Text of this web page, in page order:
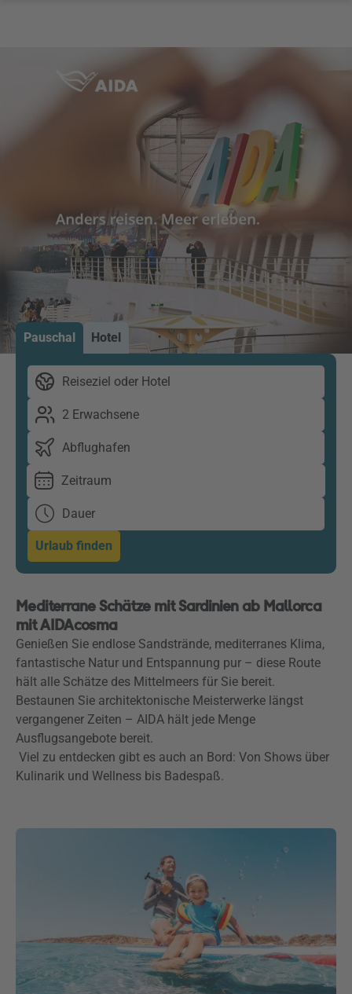
Pauschal Hotel
Reiseziel oder Hotel
2 Erwachsene
Abflughafen
Zeitraum
Dauer
Urlaub finden
Mediterrane Schätze mit Sardinien ab Mallorca
mit AIDAcosma
Genießen Sie endlose Sandstrände, mediterranes Klima,
fantastische Natur und Entspannung pur – diese Route
hält alle Schätze des Mittelmeers für Sie bereit.
Bestaunen Sie architektonische Meisterwerke längst
vergangener Zeiten – AIDA hält jede Menge
Ausflugsangebote bereit.
Viel zu entdecken gibt es auch an Bord: Von Shows über
Kulinarik und Wellness bis Badespaß.